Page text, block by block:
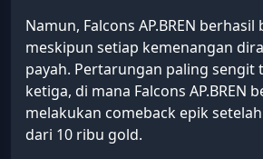
Namun, Falcons AP.BREN
meskipun setiap kemenangan
payah. Pertarungan paling sengit
ketiga, di mana Falcons AP.BREN
melakukan comeback epik
dari 10 ribu gold.